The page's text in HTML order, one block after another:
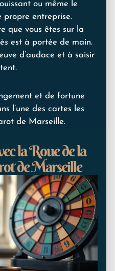
ou même le
propre entreprise.
que vous êtes sur la
est à portée de main.
d’audace et à saisir
et de fortune
l’une des cartes les
de Marseille.
la Roue de la
de Marseille